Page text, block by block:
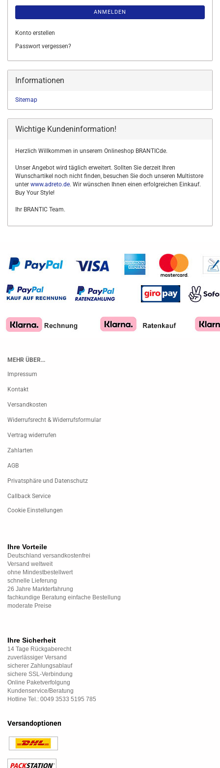
ANMELDEN
Konto erstellen
Passwort vergessen?
Informationen
Sitemap
Wichtige Kundeninformation!
Herzlich Willkommen in unserem Onlineshop BRANTICde.
Unser Angebot wird täglich erweitert. Sollten Sie derzeit Ihren
Wunschartikel noch nicht finden, besuchen Sie doch unseren Multistore
unter www.adreto.de. Wir wünschen Ihnen einen erfolgreichen Einkauf.
Buy Your Style!
Ihr BRANTIC Team.
MEHR ÜBER...
Impressum
Kontakt
Versandkosten
Widerrufsrecht & Widerrufsformular
Vertrag widerrufen
Zahlarten
AGB
Privatsphäre und Datenschutz
Callback Service
Cookie Einstellungen
Ihre Vorteile
Deutschland versandkostenfrei
Versand weltweit
ohne Mindestbestellwert
schnelle Lieferung
26 Jahre Markterfahrung
fachkundige Beratung einfache Bestellung
moderate Preise
Ihre Sicherheit
14 Tage Rückgaberecht
zuverlässiger Versand
sicherer Zahlungsablauf
sichere SSL-Verbindung
Online Paketverfolgung
Kundenservice/Beratung
Hotline Tel.: 0049 3533 5195 785
Versandoptionen